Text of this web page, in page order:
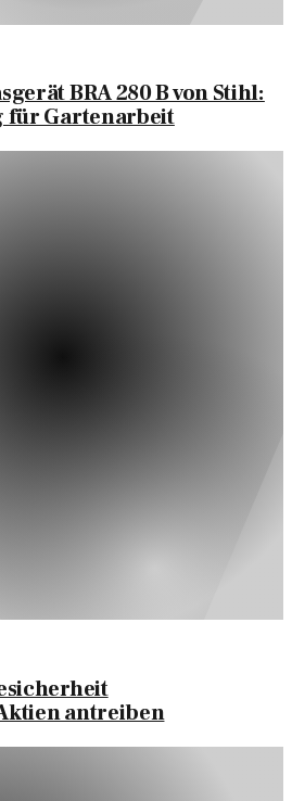
BRA 280 B von Stihl:
für Gartenarbeit
antreiben